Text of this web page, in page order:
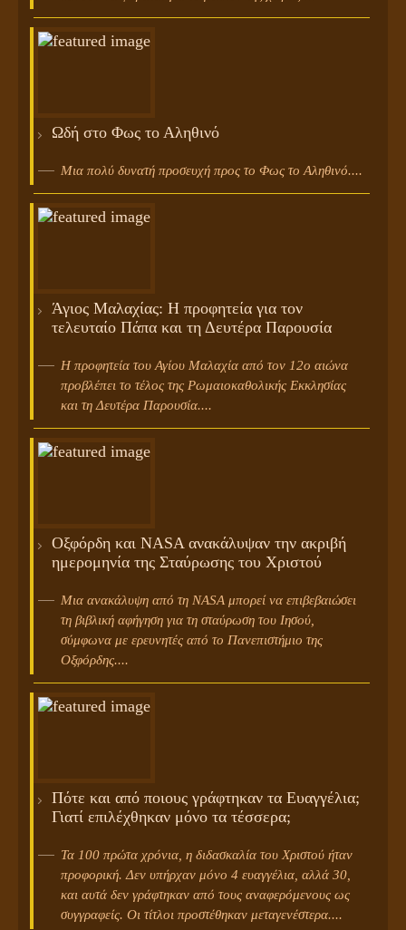
Ωδή στο Φως το Αληθινό
Μια πολύ δυνατή προσευχή προς το Φως το Αληθινό....
Άγιος Μαλαχίας: Η προφητεία για τον
τελευταίο Πάπα και τη Δευτέρα Παρουσία
Η προφητεία του Αγίου Μαλαχία από τον 12ο αιώνα
προβλέπει το τέλος της Ρωμαιοκαθολικής Εκκλησίας
και τη Δευτέρα Παρουσία....
Οξφόρδη και NASA ανακάλυψαν την ακριβή
ημερομηνία της Σταύρωσης του Χριστού
Μια ανακάλυψη από τη NASA μπορεί να επιβεβαιώσει
τη βιβλική αφήγηση για τη σταύρωση του Ιησού,
σύμφωνα με ερευνητές από το Πανεπιστήμιο της
Οξφόρδης....
Πότε και από ποιους γράφτηκαν τα Ευαγγέλια;
Γιατί επιλέχθηκαν μόνο τα τέσσερα;
Τα 100 πρώτα χρόνια, η διδασκαλία του Χριστού ήταν
προφορική. Δεν υπήρχαν μόνο 4 ευαγγέλια, αλλά 30,
και αυτά δεν γράφτηκαν από τους αναφερόμενους ως
συγγραφείς. Οι τίτλοι προστέθηκαν μεταγενέστερα....